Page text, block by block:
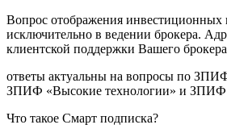
Вопрос отображения
исключительно в ведении брокера.
клиентской поддержки Вашего
ответы актуальны на вопросы по
ЗПИФ «Высокие технологии» и ЗПИФ
Что такое Смарт подписка?